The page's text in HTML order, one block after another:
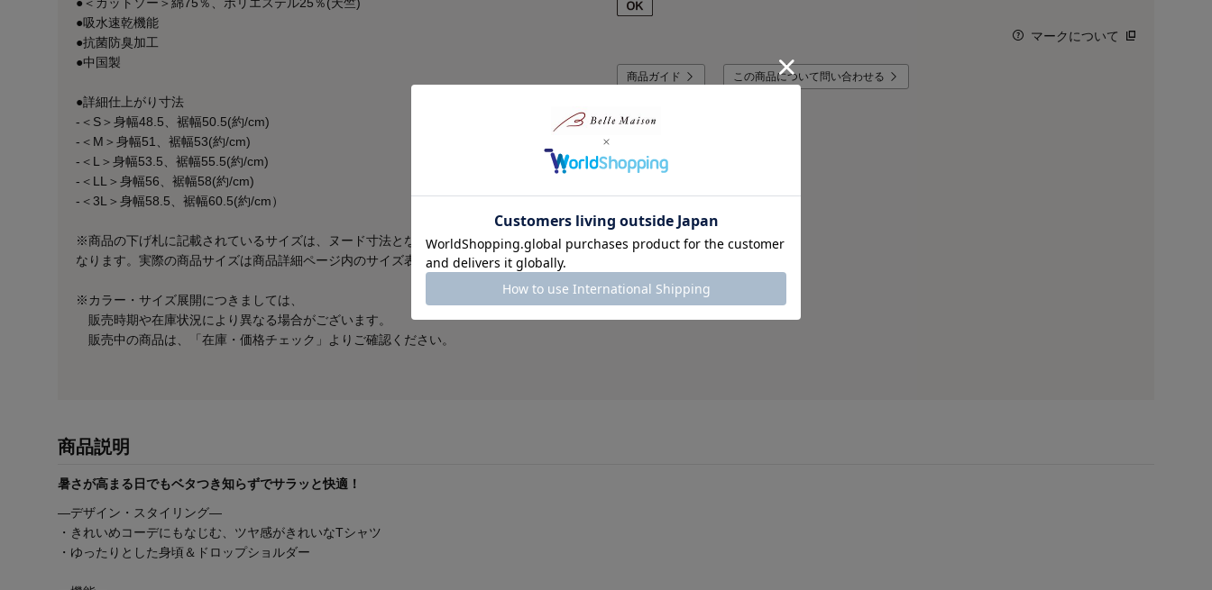
●＜カットソー＞綿75％、ポリエステル25％(天竺)
●吸水速乾機能
●抗菌防臭加工
●中国製
●詳細仕上がり寸法
-＜S＞身幅48.5、裾幅50.5(約/cm)
-＜M＞身幅51、裾幅53(約/cm)
-＜L＞身幅53.5、裾幅55.5(約/cm)
-＜LL＞身幅56、裾幅58(約/cm)
-＜3L＞身幅58.5、裾幅60.5(約/cm）
※商品の下げ札に記載されているサイズは、ヌード寸法となり商品の仕上がりサイズとは異
なります。実際の商品サイズは商品詳細ページ内のサイズ表をご確認ください。
※カラー・サイズ展開につきましては、
販売時期や在庫状況により異なる場合がございます。
販売中の商品は、「在庫・価格チェック」よりご確認ください。
マークについて
商品ガイド この商品について問い合わせる
商品説明
暑さが高まる日でもベタつき知らずでサラッと快適！
―デザイン・スタイリング―
・きれいめコーデにもなじむ、ツヤ感がきれいなTシャツ
・ゆったりとした身頃＆ドロップショルダー